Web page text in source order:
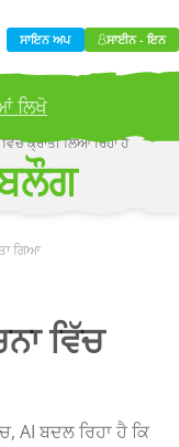
ਸਾਇਨ ਅਪ ਸਾਈਨ - ਇਨ
ਲਿਖੋ
audience.
ਕ੍ਰਾਂਤੀ ਲਿਆ ਰਿਹਾ ਹੈ
ਗਿਆ
ਵਿੱਚ
AI ਬਦਲ ਰਿਹਾ ਹੈ ਕਿ